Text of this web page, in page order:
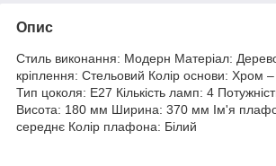
Опис
Стиль виконання: Модерн Матеріал:
кріплення: Стельовий Колір основи: Хром
Тип цоколя: E27 Кількість ламп: 4
Висота: 180 мм Ширина: 370 мм Ім'я
середнє Колір плафона: Білий